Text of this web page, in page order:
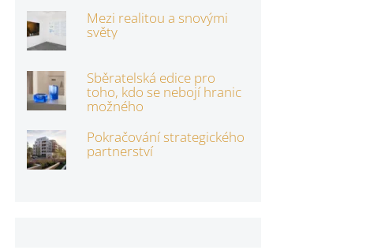
Mezi realitou a snovými
světy
Sběratelská edice pro
toho, kdo se nebojí hranic
možného
Pokračování strategického
partnerství